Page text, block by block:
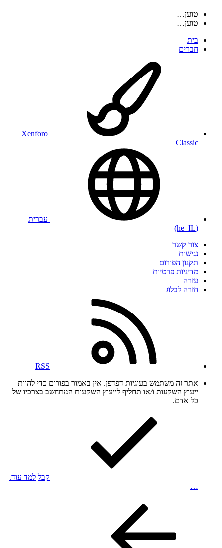
טוען…
טוען…
בית
חברים
Xenforo
Classic
עברית
(he_IL)
צור קשר
נגישות
תקנון הפורום
מדיניות פרטיות
עזרה
חזרה לבלוג
RSS
אתר זה משתמש בעוגיות דפדפן. אין באמור בפורום כדי להוות
ייעוץ השקעות ו/או תחליף לייעוץ השקעות המתחשב בצרכיו של
כל אדם.
קבל למד עוד.
…